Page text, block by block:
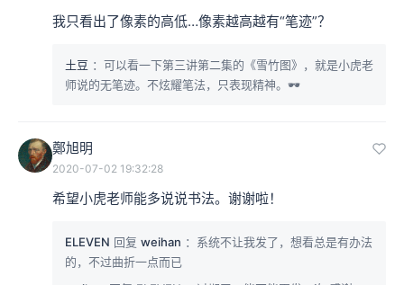
我只看出了像素的高低…像素越高越有“笔迹”？
土豆 ：可以看一下第三讲第二集的《雪竹图》，就是小虎老
师说的无笔迹。不炫耀笔法，只表现精神。🕶
鄭旭明
2020-07-02 19:32:28
希望小虎老师能多说说书法。谢谢啦！
ELEVEN 回复 weihan ：系统不让我发了，想看总是有办法
的，不过曲折一点而已